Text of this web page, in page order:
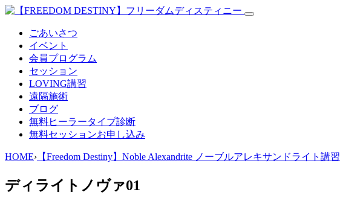
ごあいさつ
イベント
会員プログラム
セッション
LOVING講習
遠隔施術
ブログ
無料ヒーラータイプ診断
無料セッションお申し込み
HOME› 【Freedom Destiny】Noble Alexandrite ノーブルアレキサンドライト講習
ディライトノヴァ01